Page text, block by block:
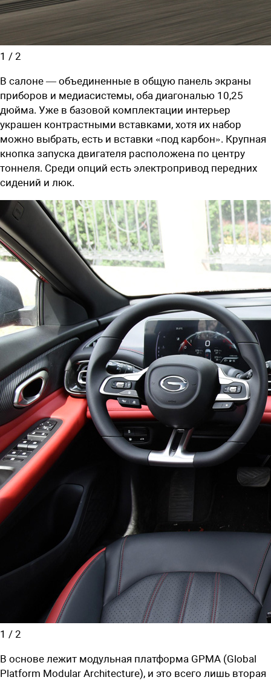
1 / 2
В салоне — объединенные в общую панель экраны
приборов и медиасистемы, оба диагональю 10,25
дюйма. Уже в базовой комплектации интерьер
украшен контрастными вставками, хотя их набор
можно выбрать, есть и вставки «под карбон». Крупная
кнопка запуска двигателя расположена по центру
тоннеля. Среди опций есть электропривод передних
сидений и люк.
1 / 2
В основе лежит модульная платформа GPMA (Global
Platform Modular Architecture), и это всего лишь вторая